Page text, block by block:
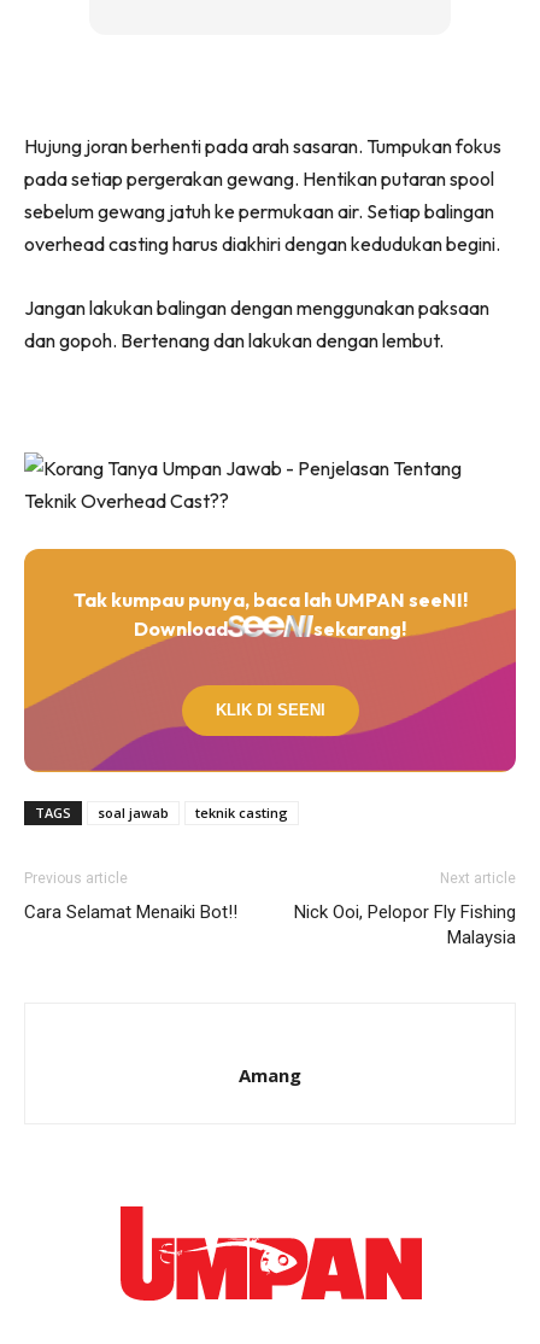
Hujung joran berhenti pada arah sasaran. Tumpukan fokus
pada setiap pergerakan gewang. Hentikan putaran spool
sebelum gewang jatuh ke permukaan air. Setiap balingan
overhead casting harus diakhiri dengan kedudukan begini.
Jangan lakukan balingan dengan menggunakan paksaan
dan gopoh. Bertenang dan lakukan dengan lembut.
Tak kumpau punya, baca lah UMPAN seeNI!
Download
sekarang!
KLIK DI SEENI
TAGS soal jawab teknik casting
Previous article
Cara Selamat Menaiki Bot!!
Next article
Nick Ooi, Pelopor Fly Fishing
Malaysia
Amang